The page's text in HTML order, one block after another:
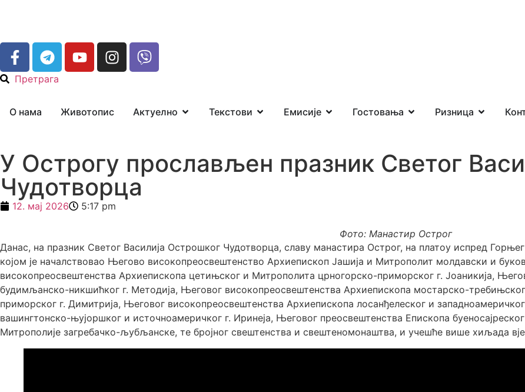
Претрага
О нама Животопис Актуелно Текстови Емисије Гостовања Ризница
У Острогу прослављен празник Светог
Чудотворца
12. мај 2026 5:17 pm
Фото: Манастир Острог
Данас, на празник Светог Василија Острошког Чудотворца, славу манастира Острог, на платоу испред
којом је началствовао Његово високопреосвештенство Архиепископ Јашија и Митрополит молдавски и
високопреосвештенства Архиепископа цетињског и Митрополита црногорско-приморског г. Јоаникија,
будимљанско-никшићког г. Методија, Његовог високопреосвештенства Архиепископа мостарско-
приморског г. Димитрија, Његовог високопреосвештенства Архиепископа лосанђелеског и
вашингтонско-њујоршког и источноамеричког г. Иринеја, Његовог преосвештенства Епископа
Митрополије загребачко-љубљанске, те бројног свештенства и свештеномонаштва, и учешће више хиљада